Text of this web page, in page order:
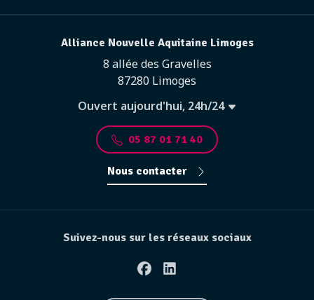
Alliance Nouvelle Aquitaine Limoges
8 allée des Gravelles
87280 Limoges
Ouvert aujourd'hui, 24h/24
05 87 01 71 40
Nous contacter
Suivez-nous sur les réseaux sociaux
FacebookLinkedin